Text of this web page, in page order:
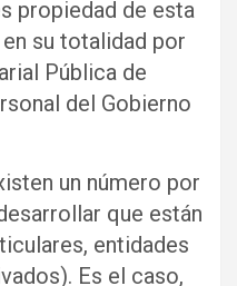
propiedad de esta
su totalidad por
Pública de
del Gobierno
un número por
que están
entidades
Es el caso,